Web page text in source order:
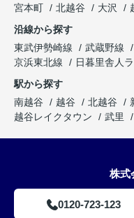
宮本町
北越谷 大沢
沿線から探す
東武伊勢崎線
武蔵野線
京浜東北線
日暮里舎人
駅から探す
南越谷
越谷 北越谷
越谷レイクタウン
武里
株
0120-723-123